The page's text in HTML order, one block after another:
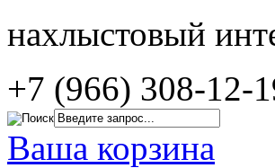
нахлыстовый
+7 (966) 308-12-
Ваша корзина